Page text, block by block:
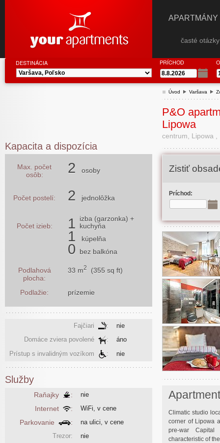
časté
DESTINÁCIA PRÍCHOD
Úvod Varšava
P&O
Lipowa
centrum, Lipowa ,
Zistiť
Príchod:
Climatic studio
corner of Lipowa
pre-war Capital
characteristic of
Kapacita a dispozícia
Max. počet
osôb:
2 osoby
Počet postelí: 2 jednolôžka
Počet izieb: 1
izba (garzonka) +
kuchyňa
1 kúpelňa
0 bez balkóna
Podlahová
plocha:
33 m2 (355 sq ft)
Podlažie: prízemie
Fajčiari :
nie
Domáce zviera povolené
:
áno
Prístup s invalidným vozíkom
: nie
Služby
Raňajky : nie
Internet : WiFi, v cene
Parkovanie :
na ulici, v cene
Trezor:
nie